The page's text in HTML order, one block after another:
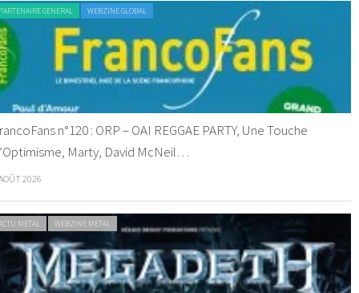
GENERAL WEBZINE GLOBAL
n°120 : ORP – OAI REGGAE PARTY, Une Touche
Marty, David McNeil…
2026
METAL WEBZINE METAL